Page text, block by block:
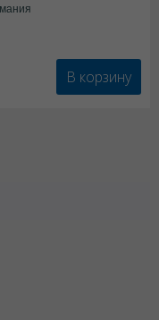
В корзину